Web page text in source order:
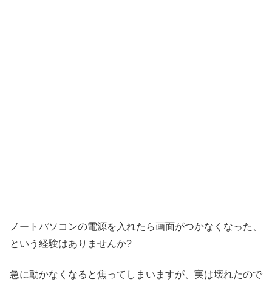
ノートパソコンの電源を入れたら画面がつかなくなった、
という経験はありませんか?
急に動かなくなると焦ってしまいますが、実は壊れたので